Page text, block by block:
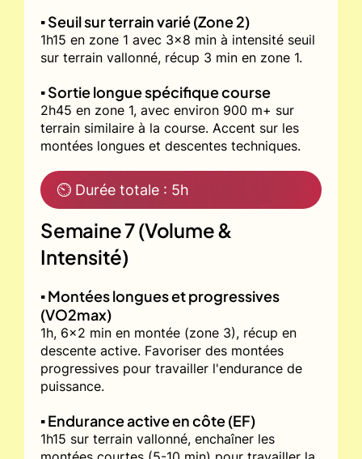
▪️ Seuil sur terrain varié (Zone 2)
1h15 en zone 1 avec 3x8 min à intensité seuil
sur terrain vallonné, récup 3 min en zone 1.
▪️ Sortie longue spécifique course
2h45 en zone 1, avec environ 900 m+ sur
terrain similaire à la course. Accent sur les
montées longues et descentes techniques.
⏲ Durée totale : 5h
Semaine 7 (Volume &
Intensité)
▪️ Montées longues et progressives
(VO2max)
1h, 6x2 min en montée (zone 3), récup en
descente active. Favoriser des montées
progressives pour travailler l'endurance de
puissance.
▪️ Endurance active en côte (EF)
1h15 sur terrain vallonné, enchaîner les